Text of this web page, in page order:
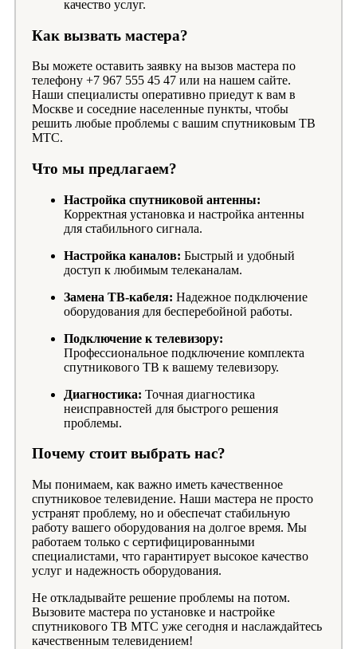
качество услуг.
Как вызвать мастера?
Вы можете оставить заявку на вызов мастера по
телефону +7 967 555 45 47 или на нашем сайте.
Наши специалисты оперативно приедут к вам в
Москве и соседние населенные пункты, чтобы
решить любые проблемы с вашим спутниковым ТВ
МТС.
Что мы предлагаем?
Настройка спутниковой антенны:
Корректная установка и настройка антенны
для стабильного сигнала.
Настройка каналов: Быстрый и удобный
доступ к любимым телеканалам.
Замена ТВ-кабеля: Надежное подключение
оборудования для бесперебойной работы.
Подключение к телевизору:
Профессиональное подключение комплекта
спутникового ТВ к вашему телевизору.
Диагностика: Точная диагностика
неисправностей для быстрого решения
проблемы.
Почему стоит выбрать нас?
Мы понимаем, как важно иметь качественное
спутниковое телевидение. Наши мастера не просто
устранят проблему, но и обеспечат стабильную
работу вашего оборудования на долгое время. Мы
работаем только с сертифицированными
специалистами, что гарантирует высокое качество
услуг и надежность оборудования.
Не откладывайте решение проблемы на потом.
Вызовите мастера по установке и настройке
спутникового ТВ МТС уже сегодня и наслаждайтесь
качественным телевидением!